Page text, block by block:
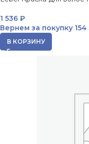
1 536 ₽
Вернем за покупку 154
В КОРЗИНУ